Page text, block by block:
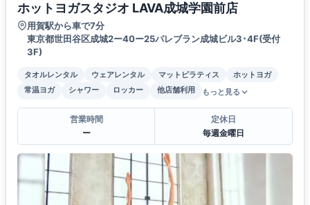
ホットヨガスタジオ LAVA成城学園前店
用賀駅から車で7分
東京都世田谷区成城2ー40ー25パレブラン成城ビル3･4F(受付
3F)
タオルレンタル ウェアレンタル マットピラティス
ホットヨガ
常温ヨガ
シャワー ロッカー 他店舗利用 もっと見る
営業時間
ー
定休日
毎週金曜日